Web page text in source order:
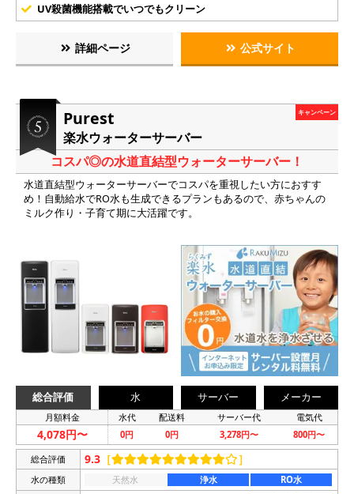
UV殺菌機能搭載でいつでもクリーン
詳細ページ 公式サイト
Purest
楽水ウォーターサーバー
キャンペーン
コスパ◎の水道直結型ウォーターサーバー！
水道直結型ウォーターサーバーでコスパを重視したい方におすす
め！自動給水でRO水も生成できるプランもあるので、赤ちゃんの
ミルク作り・子育て期に大活躍です。
総合評価 水 サーバー メーカー
月額料金 水代 配送料 サーバー代 電気代
4,078円〜 0円 0円 3,278円〜 800円〜
総合評価 9.3 ［ ］
水の種類 天然水 浄水
RO水